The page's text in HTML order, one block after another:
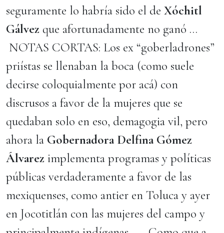
seguramente lo habría sido el de Xóchitl
Gálvez que afortunadamente no ganó …
NOTAS CORTAS: Los ex “goberladrones”
priístas se llenaban la boca (como suele
decirse coloquialmente por acá) con
discrusos a favor de la mujeres que se
quedaban solo en eso, demagogia vil, pero
ahora la Gobernadora Delfina Gómez
Álvarez implementa programas y políticas
públicas verdaderamente a favor de las
mexiquenses, como antier en Toluca y ayer
en Jocotitlán con las mujeres del campo y